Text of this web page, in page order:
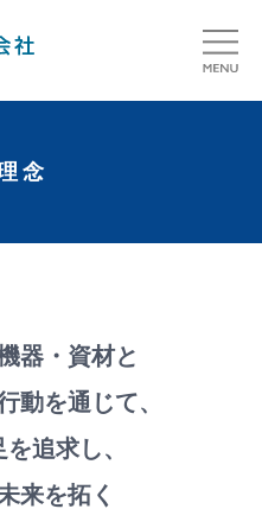
念
器・資材と
動を通じて、
追求し、
来を拓く